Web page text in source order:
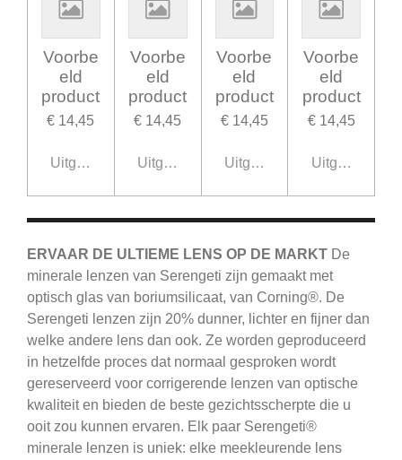
Voorbe
eld
product
€ 14,45
Uitgeschakeld
Voorbe
eld
product
€ 14,45
Uitgeschakeld
Voorbe
eld
product
€ 14,45
Uitgeschakeld
Voorbe
eld
product
€ 14,45
Uitgeschakeld
ERVAAR DE ULTIEME LENS OP DE MARKT De
minerale lenzen van Serengeti zijn gemaakt met
optisch glas van boriumsilicaat, van Corning®. De
Serengeti lenzen zijn 20% dunner, lichter en fijner dan
welke andere lens dan ook. Ze worden geproduceerd
in hetzelfde proces dat normaal gesproken wordt
gereserveerd voor corrigerende lenzen van optische
kwaliteit en bieden de beste gezichtsscherpte die u
ooit zou kunnen ervaren. Elk paar Serengeti®
minerale lenzen is uniek: elke meekleurende lens